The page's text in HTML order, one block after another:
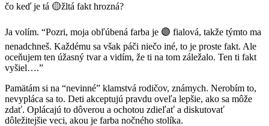
čo keď je tá 🟡žltá fakt hrozná?
Ja volím. “Pozri, moja obľúbená farba je 🟣 fialová, takže týmto ma
nenadchneš. Každému sa však páči niečo iné, to je proste fakt. Ale
oceňujem ten úžasný tvar a vidím, že ti na tom záležalo. Ten ti fakt
vyšiel….”
Pamätám si na “nevinné” klamstvá rodičov, známych. Nerobím to,
nevypláca sa to. Deti akceptujú pravdu oveľa lepšie, ako sa môže
zdať. Oplácajú to dôverou a ochotou zdieľať a diskutovať
dôležitejšie veci, akou je farba nočného stolíka.